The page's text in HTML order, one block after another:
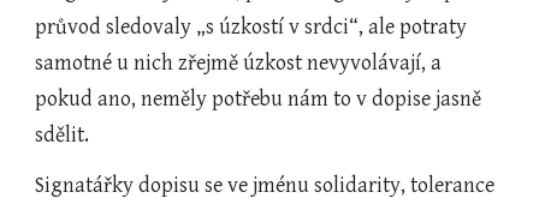
průvod sledovaly „s úzkostí v srdci“, ale potraty
samotné u nich zřejmě úzkost nevyvolávají, a
pokud ano, neměly potřebu nám to v dopise jasně
sdělit.
Signatářky dopisu se ve jménu solidarity, tolerance